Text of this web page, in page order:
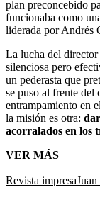
plan preconcebido
funcionaba como
liderada por Andrés
La lucha del
silenciosa pero
un pederasta que
se puso al frente del
entrampamiento en
la misión es otra:
acorralados en los
VER MÁS
Revista impresa